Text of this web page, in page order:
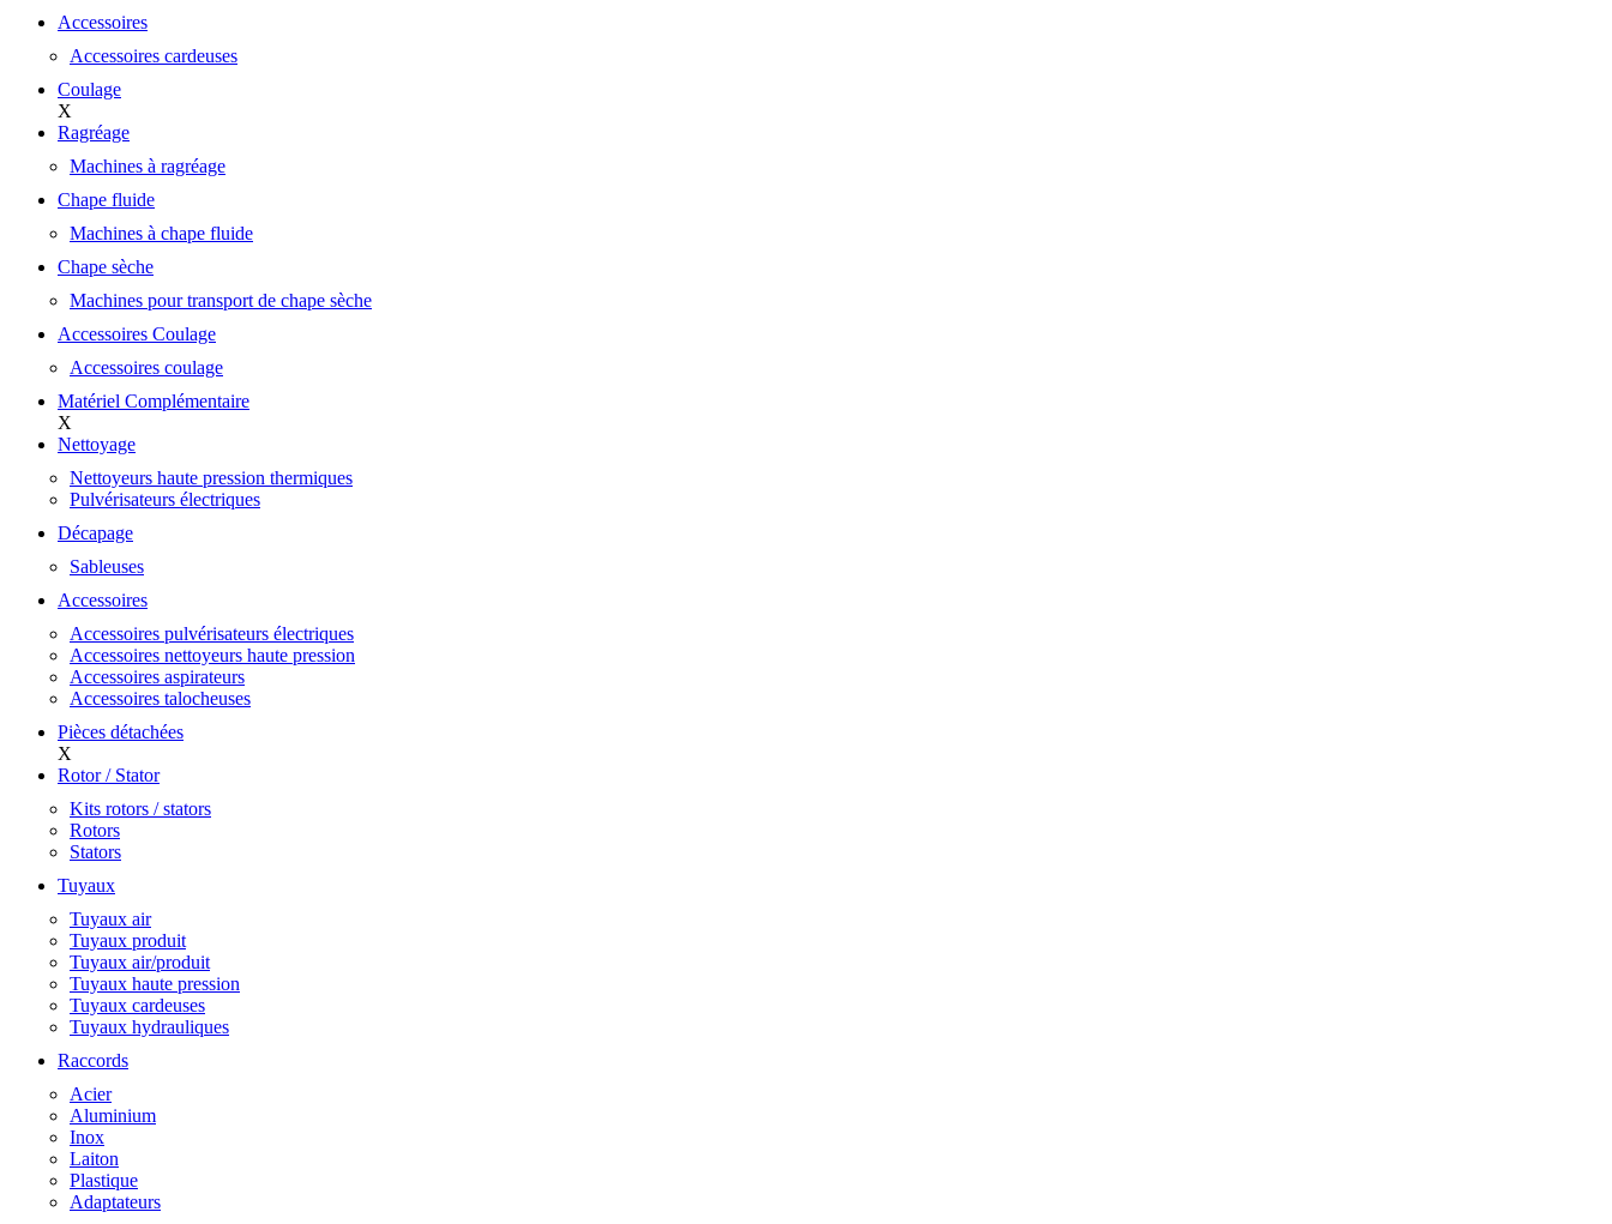
Accessoires
Accessoires cardeuses
Coulage
X
Ragréage
Machines à ragréage
Chape fluide
Machines à chape fluide
Chape sèche
Machines pour transport de chape sèche
Accessoires Coulage
Accessoires coulage
Matériel Complémentaire
X
Nettoyage
Nettoyeurs haute pression thermiques
Pulvérisateurs électriques
Décapage
Sableuses
Accessoires
Accessoires pulvérisateurs électriques
Accessoires nettoyeurs haute pression
Accessoires aspirateurs
Accessoires talocheuses
Pièces détachées
X
Rotor / Stator
Kits rotors / stators
Rotors
Stators
Tuyaux
Tuyaux air
Tuyaux produit
Tuyaux air/produit
Tuyaux haute pression
Tuyaux cardeuses
Tuyaux hydrauliques
Raccords
Acier
Aluminium
Inox
Laiton
Plastique
Adaptateurs